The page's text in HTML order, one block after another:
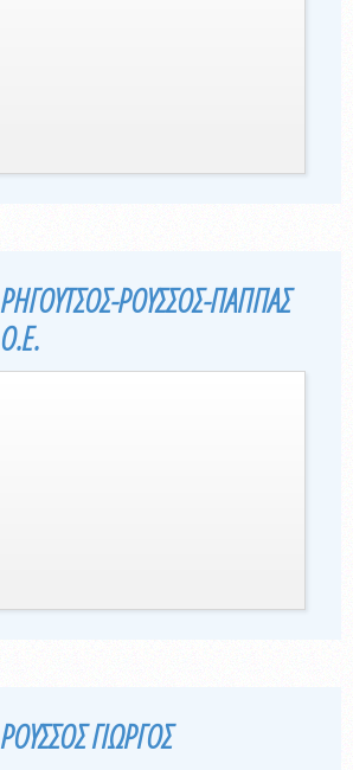
ΡΗΓΟΥΤΣΟΣ-ΡΟΥΣΣΟΣ-ΠΑΠΠΑΣ
Ο.Ε.
ΡΟΥΣΣΟΣ ΓΙΩΡΓΟΣ